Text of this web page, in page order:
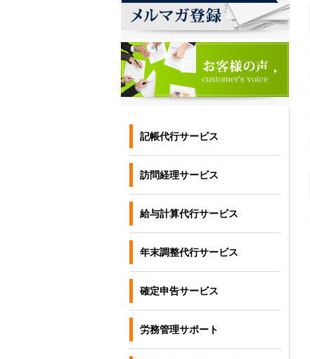
記帳代行サービス
訪問経理サービス
給与計算代行サービス
年末調整代行サービス
確定申告サービス
労務管理サポート